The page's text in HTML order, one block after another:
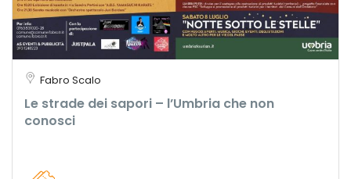
Fabro Scalo
Le strade dei sapori – l’Umbria che non
conosci